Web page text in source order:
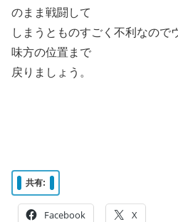
のまま戦闘して
しまうとものすごく不利なので
味方の位置まで
戻りましょう。
共有:
Facebook X